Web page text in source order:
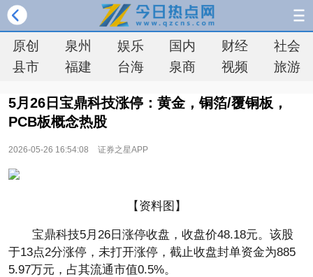
原创 泉州 娱乐 国内 财经
社会
县市
福建 台海 泉商 视频 旅游
5月26日宝鼎科技涨停：黄金，铜箔/覆铜板，
PCB板概念热股
2026-05-26 16:54:08 证券之星APP
【资料图】
宝鼎科技5月26日涨停收盘，收盘价48.18元。该股
于13点2分涨停，未打开涨停，截止收盘封单资金为885
5.97万元，占其流通市值0.5%。